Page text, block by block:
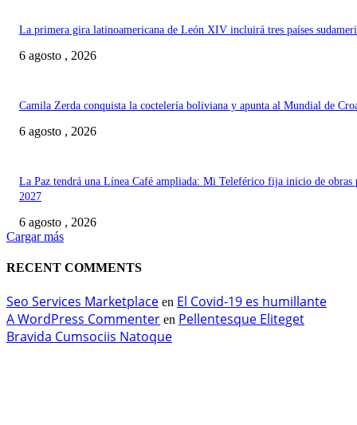
La primera gira latinoamericana de León XIV incluirá tres países
6 agosto , 2026
Camila Zerda conquista la coctelería boliviana y apunta al Mundial de
6 agosto , 2026
La Paz tendrá una Línea Café ampliada: Mi Teleférico fija inicio de obras
2027
6 agosto , 2026
Cargar más
RECENT COMMENTS
Seo Services Marketplace en El Covid-19 es humillante
A WordPress Commenter en Pellentesque Eliteget
Bravida Cumsociis Natoque